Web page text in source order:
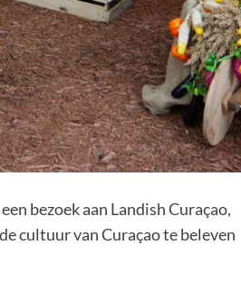
bezoek aan Landish Curaçao,
cultuur van Curaçao te beleven